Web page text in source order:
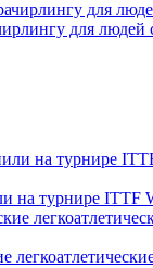
для
турнире ITTF